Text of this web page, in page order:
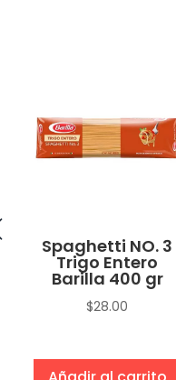
Spaghetti NO. 3
Trigo Entero
Barilla 400 gr
$28.00